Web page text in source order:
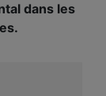
dans les